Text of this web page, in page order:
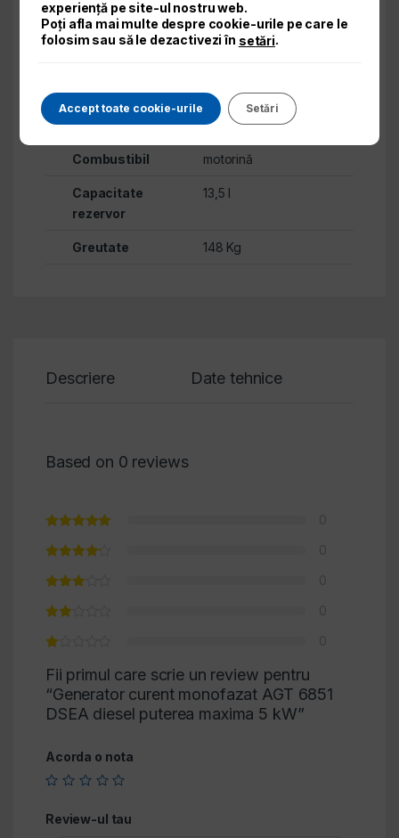
Putere
5 kVA
Sistem de
pornire
Electric
Combustibil motorină
Capacitate
rezervor
13,5 l
Greutate 148 Kg
Descriere Date tehnice
Based on 0 reviews
Fii primul care scrie un review pentru
“Generator curent monofazat AGT 6851
DSEA diesel puterea maxima 5 kW”
Acorda o nota
Review-ul tau
experiență pe site-ul nostru web.
Poți afla mai multe despre cookie-urile pe care le
folosim sau să le dezactivezi în setări.
Accept toate cookie-urile Setări